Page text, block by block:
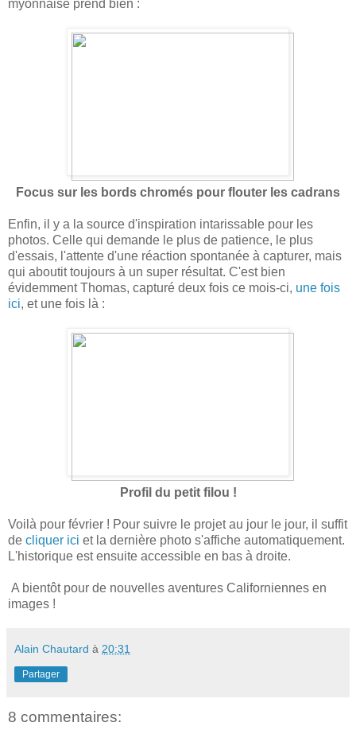
myonnaise prend bien :
Focus sur les bords chromés pour flouter les cadrans
Enfin, il y a la source d'inspiration intarissable pour les
photos. Celle qui demande le plus de patience, le plus
d'essais, l'attente d'une réaction spontanée à capturer, mais
qui aboutit toujours à un super résultat. C'est bien
évidemment Thomas, capturé deux fois ce mois-ci, une fois
ici, et une fois là :
Profil du petit filou !
Voilà pour février ! Pour suivre le projet au jour le jour, il suffit
de cliquer ici et la dernière photo s'affiche automatiquement.
L'historique est ensuite accessible en bas à droite.
A bientôt pour de nouvelles aventures Californiennes en
images !
Alain Chautard à 20:31
Partager
8 commentaires: